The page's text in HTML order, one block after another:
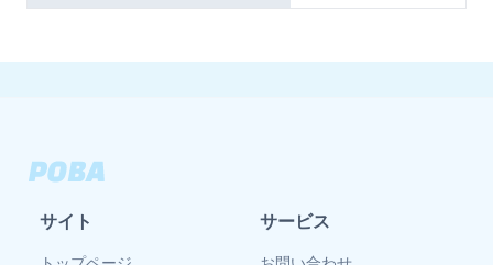
サイト サービス